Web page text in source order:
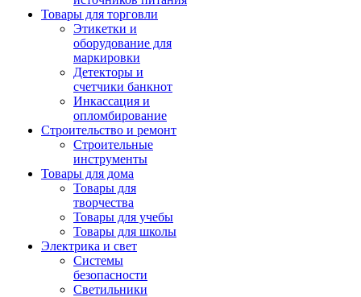
Товары для торговли
Этикетки и
оборудование для
маркировки
Детекторы и
счетчики банкнот
Инкассация и
опломбирование
Строительство и ремонт
Строительные
инструменты
Товары для дома
Товары для
творчества
Товары для учебы
Товары для школы
Электрика и свет
Системы
безопасности
Светильники